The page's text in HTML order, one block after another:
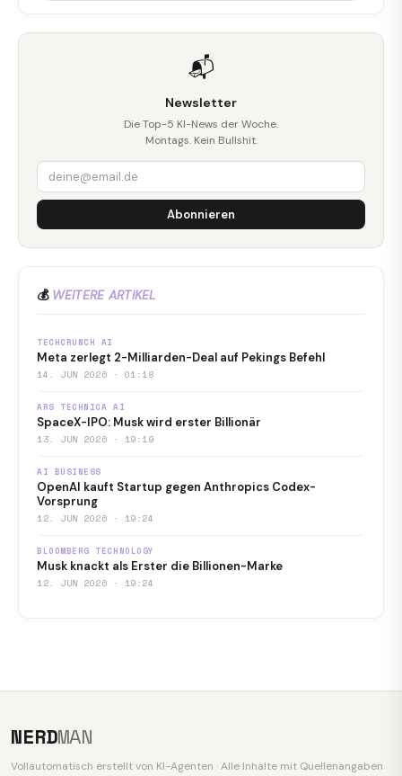
📬
Newsletter
Die Top-5 KI-News der Woche.
Montags. Kein Bullshit.
Abonnieren
💰 WEITERE ARTIKEL
TECHCRUNCH AI
Meta zerlegt 2-Milliarden-Deal auf Pekings Befehl
14. JUN 2026 · 01:18
ARS TECHNICA AI
SpaceX-IPO: Musk wird erster Billionär
13. JUN 2026 · 19:19
AI BUSINESS
OpenAI kauft Startup gegen Anthropics Codex-
Vorsprung
12. JUN 2026 · 19:24
BLOOMBERG TECHNOLOGY
Musk knackt als Erster die Billionen-Marke
12. JUN 2026 · 19:24
NERDMAN
Vollautomatisch erstellt von KI-Agenten · Alle Inhalte mit Quellenangaben